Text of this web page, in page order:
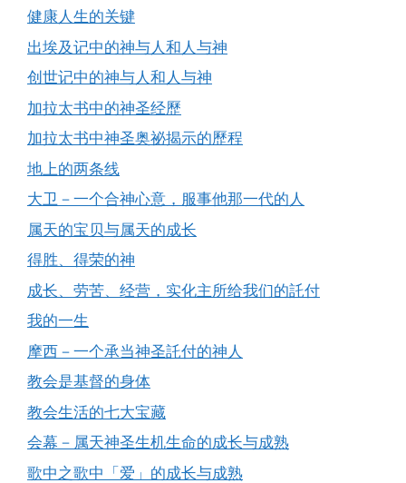
健康人生的关键
出埃及记中的神与人和人与神
创世记中的神与人和人与神
加拉太书中的神圣经歷
加拉太书中神圣奥祕揭示的歷程
地上的两条线
大卫－一个合神心意，服事他那一代的人
属天的宝贝与属天的成长
得胜、得荣的神
成长、劳苦、经营，实化主所给我们的託付
我的一生
摩西－一个承当神圣託付的神人
教会是基督的身体
教会生活的七大宝藏
会幕－属天神圣生机生命的成长与成熟
歌中之歌中「爱」的成长与成熟